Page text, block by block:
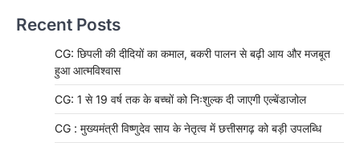
Recent Posts
CG: छिपली की दीदियों का कमाल, बकरी पालन से बढ़ी आय और मजबूत
हुआ आत्मविश्वास
CG: 1 से 19 वर्ष तक के बच्चों को निःशुल्क दी जाएगी एल्बेंडाजोल
CG : मुख्यमंत्री विष्णुदेव साय के नेतृत्व में छत्तीसगढ़ को बड़ी उपलब्धि